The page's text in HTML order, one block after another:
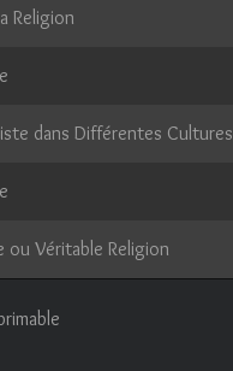
Religion
dans Différentes Cultures
ou Véritable Religion